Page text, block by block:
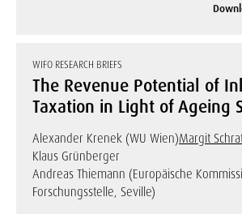
WIFO RESEARCH BRIEFS
The Revenue Potential of
Taxation in Light of Ageing
Alexander Krenek (WU Wien)Margit
Klaus Grünberger
Andreas Thiemann (Europäische
Forschungsstelle, Seville)